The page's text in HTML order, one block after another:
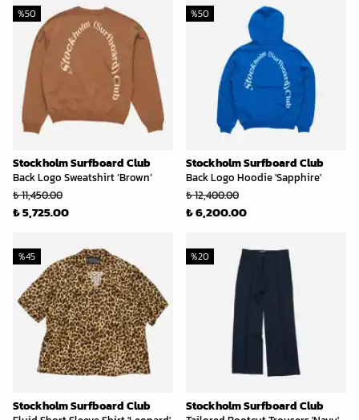
Stockholm Surfboard Club
Back Logo Sweatshirt ‘Brown’
%50
₺ 11,450.00
₺ 5,725.00
Stockholm Surfboard Club
Back Logo Hoodie 'Sapphire'
%50
₺ 12,400.00
₺ 6,200.00
Stockholm Surfboard Club
%45
Stockholm Surfboard Club
%20